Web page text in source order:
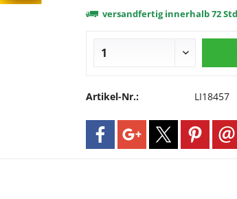
versandfertig innerhalb 72
Artikel-Nr.: LI18457